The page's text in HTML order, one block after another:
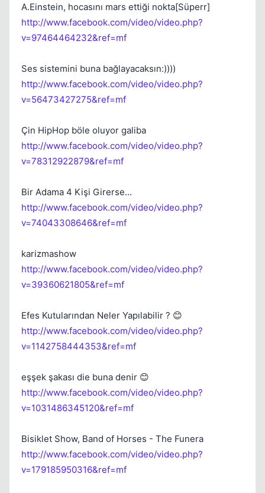
A.Einstein, hocasını mars ettiği nokta[Süperr]
http://www.facebook.com/video/video.php?
v=97464464232&ref=mf
Ses sistemini buna bağlayacaksın:))))
http://www.facebook.com/video/video.php?
v=56473427275&ref=mf
Çin HipHop böle oluyor galiba
http://www.facebook.com/video/video.php?
v=78312922879&ref=mf
Bir Adama 4 Kişi Girerse...
http://www.facebook.com/video/video.php?
v=74043308646&ref=mf
karizmashow
http://www.facebook.com/video/video.php?
v=39360621805&ref=mf
Efes Kutularından Neler Yapılabilir ? 😊
http://www.facebook.com/video/video.php?
v=1142758444353&ref=mf
eşşek şakası die buna denir 😊
http://www.facebook.com/video/video.php?
v=1031486345120&ref=mf
Bisiklet Show, Band of Horses - The Funera
http://www.facebook.com/video/video.php?
v=179185950316&ref=mf